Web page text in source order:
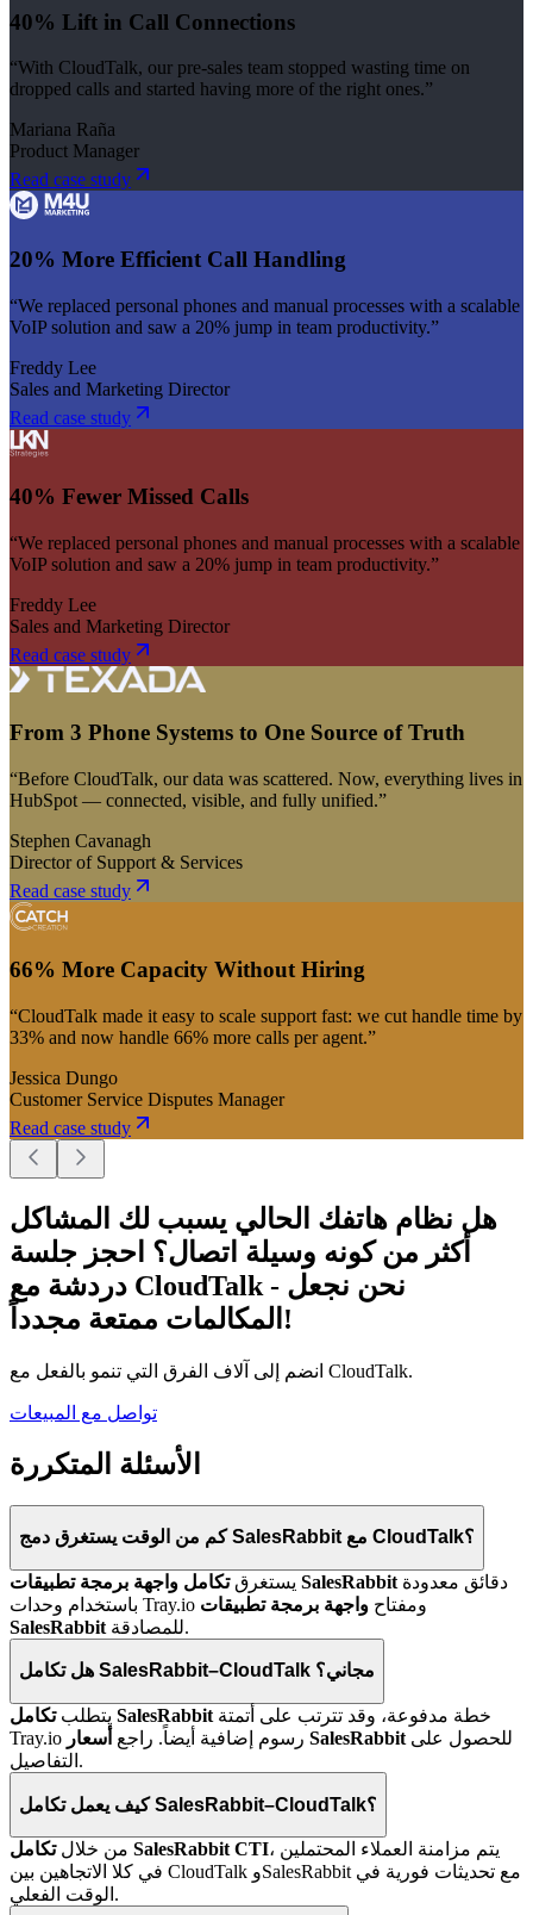
40% Lift in Call Connections
“With CloudTalk, our pre-sales team stopped wasting time on
dropped calls and started having more of the right ones.”
Mariana Raña
Product Manager
Read case study
20% More Efficient Call Handling
“We replaced personal phones and manual processes with a scalable
VoIP solution and saw a 20% jump in team productivity.”
Freddy Lee
Sales and Marketing Director
Read case study
40% Fewer Missed Calls
“We replaced personal phones and manual processes with a scalable
VoIP solution and saw a 20% jump in team productivity.”
Freddy Lee
Sales and Marketing Director
Read case study
From 3 Phone Systems to One Source of Truth
“Before CloudTalk, our data was scattered. Now, everything lives in
HubSpot — connected, visible, and fully unified.”
Stephen Cavanagh
Director of Support & Services
Read case study
66% More Capacity Without Hiring
“CloudTalk made it easy to scale support fast: we cut handle time by
33% and now handle 66% more calls per agent.”
Jessica Dungo
Customer Service Disputes Manager
Read case study
هل نظام هاتفك الحالي يسبب لك المشاكل
أكثر من كونه وسيلة اتصال؟ احجز جلسة
دردشة مع CloudTalk - نحن نجعل
المكالمات ممتعة مجدداً!
انضم إلى آلاف الفرق التي تنمو بالفعل مع CloudTalk.
تواصل مع المبيعات
الأسئلة المتكررة
كم من الوقت يستغرق دمج SalesRabbit مع CloudTalk؟
يستغرق تكامل واجهة برمجة تطبيقات SalesRabbit
باستخدام وحدات Tray.io ومفتاح واجهة برمجة تطبيقات
SalesRabbit
للمصادقة.
هل تكامل SalesRabbit–CloudTalk مجاني؟
يتطلب تكامل SalesRabbit
Tray.io رسوم إضافية أيضاً. راجع أسعار SalesRabbit
التفاصيل.
كيف يعمل تكامل SalesRabbit–CloudTalk؟
من خلال تكامل SalesRabbit CTI، يتم مزامنة العملاء المحتملين
في كلا الاتجاهين بين CloudTalk وSalesRabbit مع تحديثات فورية في
الوقت الفعلي.